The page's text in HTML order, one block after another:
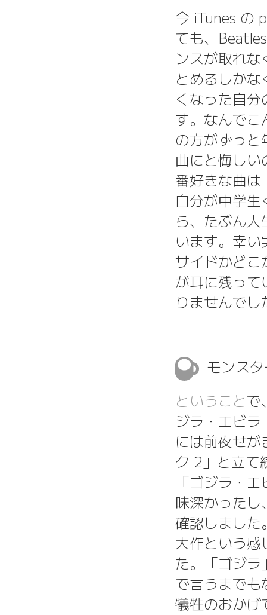
今 iTunes の
ても、
ンスが取れ
とめるしか
くなった自
す。なんで
の方がずっ
曲にと悔し
番好きな曲は
自分が中学
ら、たぶん
います。幸
サイドかど
が耳に残っ
りませんでし
モンス
ということで
ジラ・エビ
には前夜せ
ク 2」と立て
「ゴジラ・
味深かった
確認しまし
大作という
た。「ゴジ
で言うまで
犠牲のおかげ